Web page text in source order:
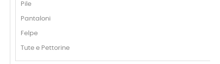
Pile
Pantaloni
Felpe
Tute e Pettorine